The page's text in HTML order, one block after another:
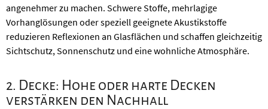
angenehmer zu machen. Schwere Stoffe, mehrlagige
Vorhanglösungen oder speziell geeignete Akustikstoffe
reduzieren Reflexionen an Glasflächen und schaffen gleichzeitig
Sichtschutz, Sonnenschutz und eine wohnliche Atmosphäre.
2. Decke: Hohe oder harte Decken
verstärken den Nachhall